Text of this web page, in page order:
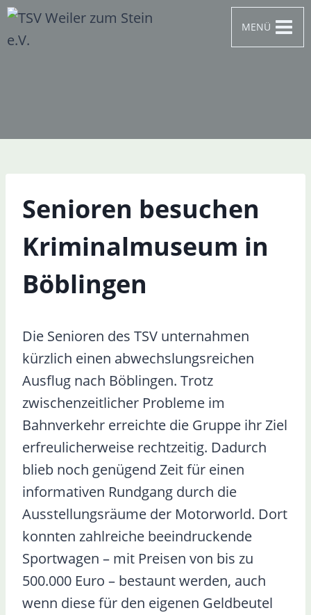
Zum
Inhalt
MENÜ
Senioren besuchen
Kriminalmuseum in
Böblingen
Die Senioren des TSV unternahmen
kürzlich einen abwechslungsreichen
Ausflug nach Böblingen. Trotz
zwischenzeitlicher Probleme im
Bahnverkehr erreichte die Gruppe ihr Ziel
erfreulicherweise rechtzeitig. Dadurch
blieb noch genügend Zeit für einen
informativen Rundgang durch die
Ausstellungsräume der Motorworld. Dort
konnten zahlreiche beeindruckende
Sportwagen – mit Preisen von bis zu
500.000 Euro – bestaunt werden, auch
wenn diese für den eigenen Geldbeutel